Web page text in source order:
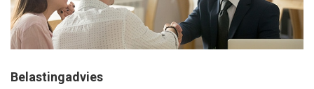
Belastingadvies